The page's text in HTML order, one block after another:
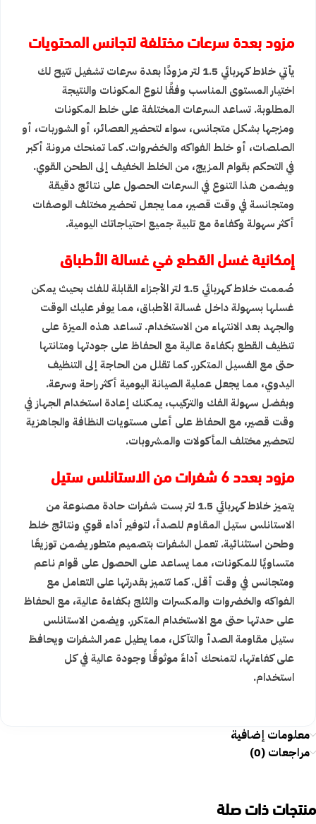
مزود بعدة سرعات مختلفة لتجانس المحتويات
يأتي خلاط كهربائي 1.5 لتر مزودًا بعدة سرعات تشغيل تتيح لك
اختيار المستوى المناسب وفقًا لنوع المكونات والنتيجة
المطلوبة. تساعد السرعات المختلفة على خلط المكونات
ومزجها بشكل متجانس، سواء لتحضير العصائر، أو الشوربات، أو
الصلصات، أو خلط الفواكه والخضروات. كما تمنحك مرونة أكبر
في التحكم بقوام المزيج، من الخلط الخفيف إلى الطحن القوي.
ويضمن هذا التنوع في السرعات الحصول على نتائج دقيقة
ومتجانسة في وقت قصير، مما يجعل تحضير مختلف الوصفات
أكثر سهولة وكفاءة مع تلبية جميع احتياجاتك اليومية.
إمكانية غسل القطع في غسالة الأطباق
صُممت خلاط كهربائي 1.5 لتر الأجزاء القابلة للفك بحيث يمكن
غسلها بسهولة داخل غسالة الأطباق، مما يوفر عليك الوقت
والجهد بعد الانتهاء من الاستخدام. تساعد هذه الميزة على
تنظيف القطع بكفاءة عالية مع الحفاظ على جودتها ومتانتها
حتى مع الغسيل المتكرر. كما تقلل من الحاجة إلى التنظيف
اليدوي، مما يجعل عملية الصيانة اليومية أكثر راحة وسرعة.
وبفضل سهولة الفك والتركيب، يمكنك إعادة استخدام الجهاز في
وقت قصير، مع الحفاظ على أعلى مستويات النظافة والجاهزية
لتحضير مختلف المأكولات والمشروبات.
مزود بعدد 6 شفرات من الاستانلس ستيل
يتميز خلاط كهربائي 1.5 لتر بست شفرات حادة مصنوعة من
الاستانلس ستيل المقاوم للصدأ، لتوفير أداء قوي ونتائج خلط
وطحن استثنائية. تعمل الشفرات بتصميم متطور يضمن توزيعًا
متساويًا للمكونات، مما يساعد على الحصول على قوام ناعم
ومتجانس في وقت أقل. كما تتميز بقدرتها على التعامل مع
الفواكه والخضروات والمكسرات والثلج بكفاءة عالية، مع الحفاظ
على حدتها حتى مع الاستخدام المتكرر. ويضمن الاستانلس
ستيل مقاومة الصدأ والتآكل، مما يطيل عمر الشفرات ويحافظ
على كفاءتها، لتمنحك أداءً موثوقًا وجودة عالية في كل
استخدام.
معلومات إضافية
مراجعات (0)
منتجات ذات صلة